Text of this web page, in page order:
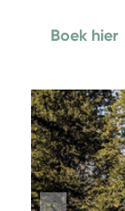
Boek hier